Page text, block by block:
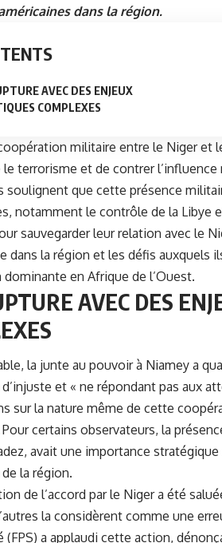
dans la région.
AVEC DES ENJEUX
COMPLEXES
coopération militaire entre le Niger
terrorisme et de contrer l’influence
soulignent que cette présence
notamment le contrôle de la Libye
sauvegarder leur relation avec le
dans la région et les défis
en Afrique de l’Ouest.
AVEC DES
la junte au pouvoir à Niamey a
et « ne répondant pas aux
sur la nature même de cette
certains observateurs, la
avait une importance
la région.
de l’accord par le Niger a été
la considèrent comme une
(FPS) a applaudi cette action,